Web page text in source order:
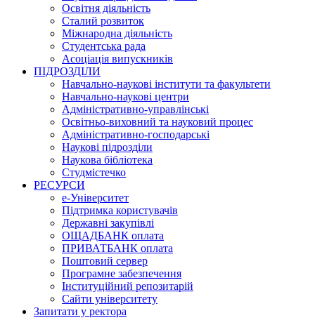
Освітня діяльність
Сталий розвиток
Міжнародна діяльність
Студентська рада
Асоціація випускників
ПІДРОЗДІЛИ
Навчально-наукові інститути та факультети
Навчально-наукові центри
Адміністративно-управлінські
Освітньо-виховний та науковий процес
Адміністративно-господарські
Наукові підрозділи
Наукова бібліотека
Студмістечко
РЕСУРСИ
е-Університет
Підтримка користувачів
Державні закупівлі
ОЩАДБАНК оплата
ПРИВАТБАНК оплата
Поштовий сервер
Програмне забезпечення
Інституційний репозитарій
Сайти університету
Запитати у ректора